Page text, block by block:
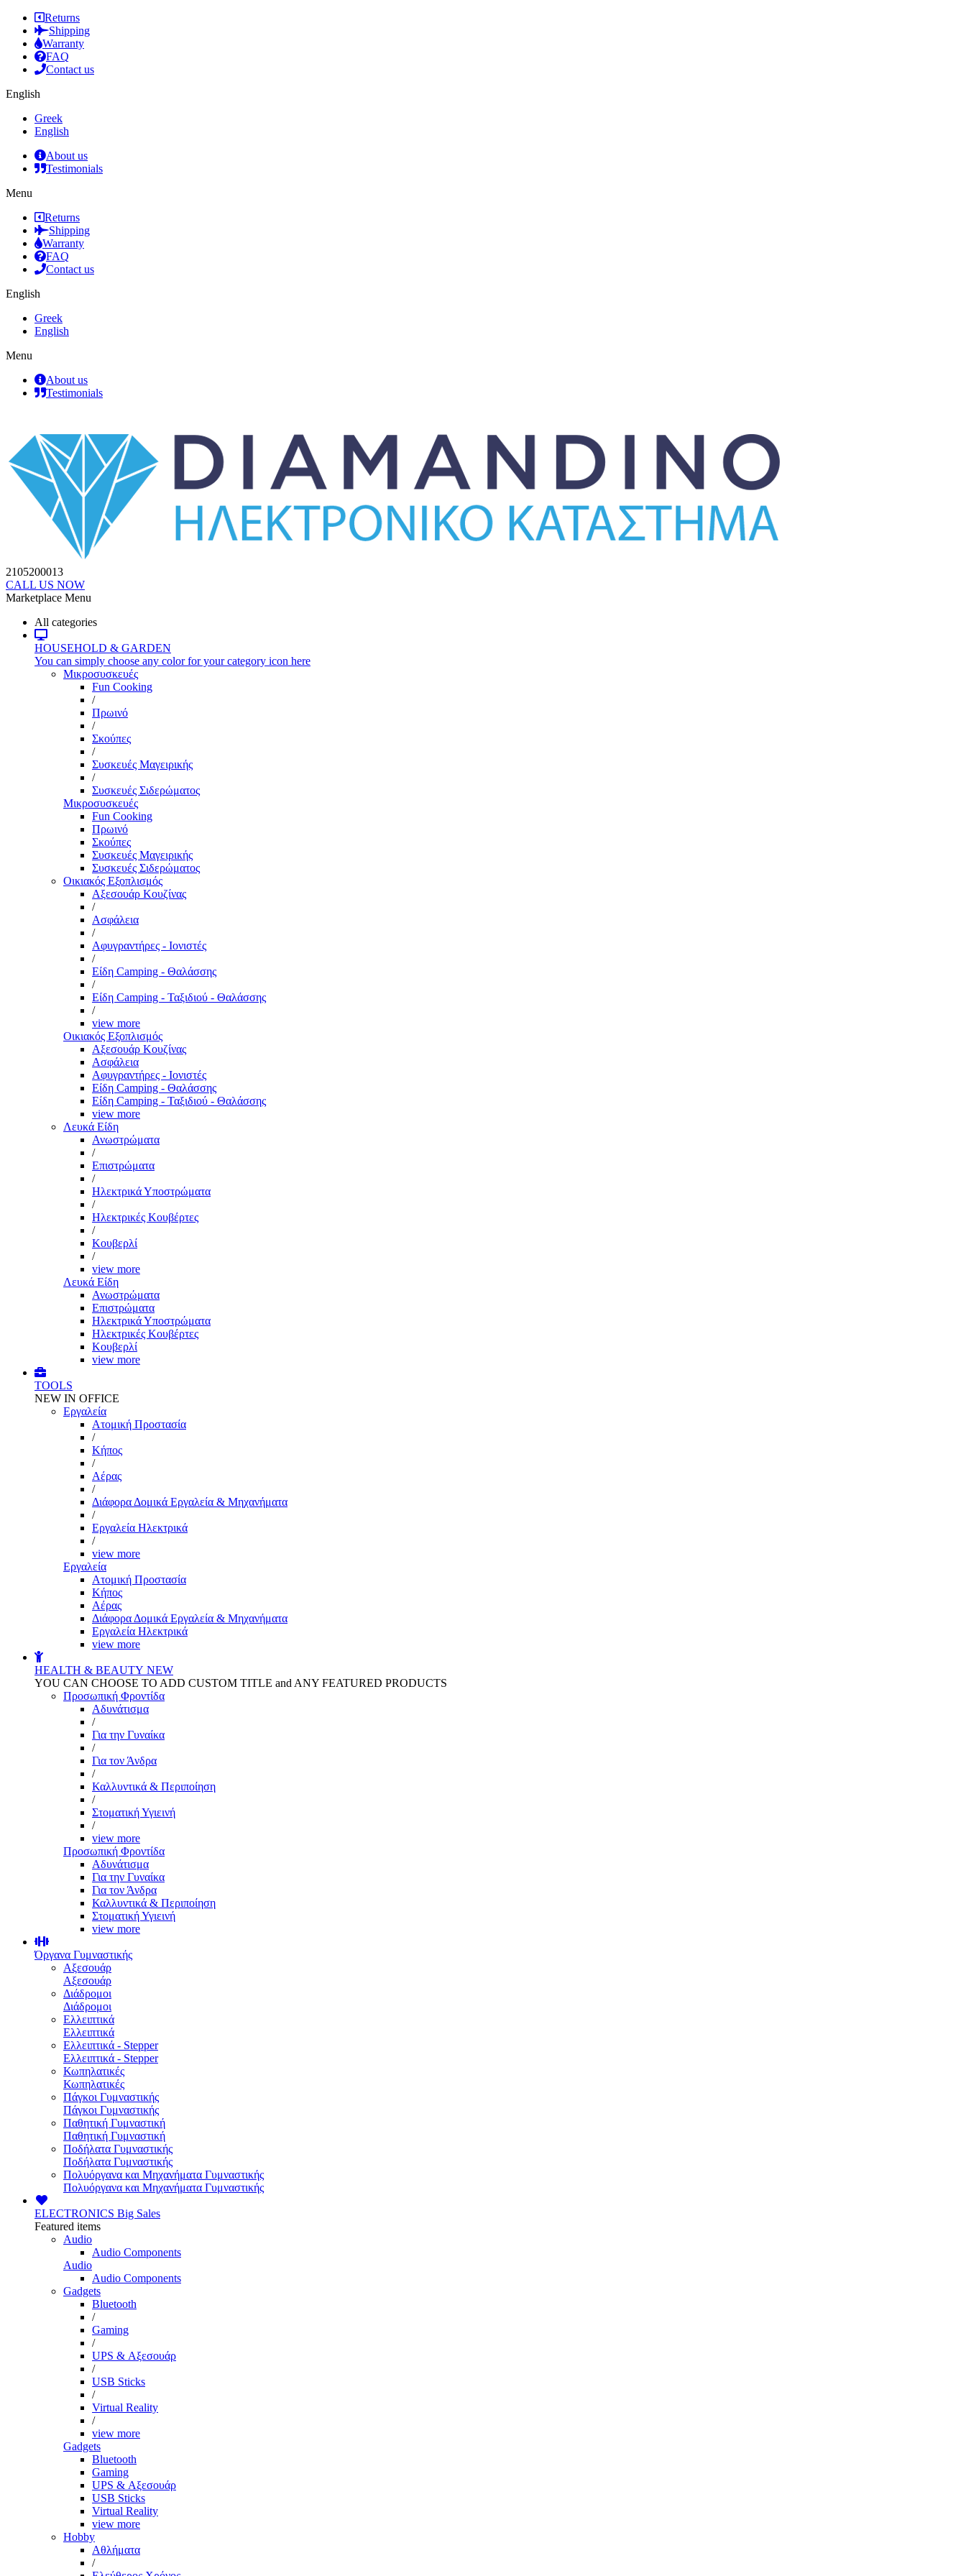
Returns
Shipping
Warranty
FAQ
Contact us
English
Greek
English
About us
Testimonials
Menu
Returns
Shipping
Warranty
FAQ
Contact us
English
Greek
English
Menu
About us
Testimonials
2105200013
CALL US NOW
Marketplace Menu
All categories
HOUSEHOLD & GARDEN
You can simply choose any color for your category icon here
Μικροσυσκευές
Fun Cooking
/
Πρωινό
/
Σκούπες
/
Συσκευές Μαγειρικής
/
Συσκευές Σιδερώματος
Μικροσυσκευές
Fun Cooking
Πρωινό
Σκούπες
Συσκευές Μαγειρικής
Συσκευές Σιδερώματος
Οικιακός Εξοπλισμός
Αξεσουάρ Κουζίνας
/
Ασφάλεια
/
Αφυγραντήρες - Ιονιστές
/
Είδη Camping - Θαλάσσης
/
Είδη Camping - Ταξιδιού - Θαλάσσης
/
view more
Οικιακός Εξοπλισμός
Αξεσουάρ Κουζίνας
Ασφάλεια
Αφυγραντήρες - Ιονιστές
Είδη Camping - Θαλάσσης
Είδη Camping - Ταξιδιού - Θαλάσσης
view more
Λευκά Είδη
Ανωστρώματα
/
Επιστρώματα
/
Ηλεκτρικά Υποστρώματα
/
Ηλεκτρικές Κουβέρτες
/
Κουβερλί
/
view more
Λευκά Είδη
Ανωστρώματα
Επιστρώματα
Ηλεκτρικά Υποστρώματα
Ηλεκτρικές Κουβέρτες
Κουβερλί
view more
TOOLS
NEW IN OFFICE
Εργαλεία
Aτομική Προστασία
/
Kήπος
/
Αέρας
/
Διάφορα Δομικά Εργαλεία & Μηχανήματα
/
Εργαλεία Ηλεκτρικά
/
view more
Εργαλεία
Aτομική Προστασία
Kήπος
Αέρας
Διάφορα Δομικά Εργαλεία & Μηχανήματα
Εργαλεία Ηλεκτρικά
view more
HEALTH & BEAUTY NEW
YOU CAN CHOOSE TO ADD CUSTOM TITLE and ANY FEATURED PRODUCTS
Προσωπική Φροντίδα
Αδυνάτισμα
/
Για την Γυναίκα
/
Για τον Άνδρα
/
Καλλυντικά & Περιποίηση
/
Στοματική Υγιεινή
/
view more
Προσωπική Φροντίδα
Αδυνάτισμα
Για την Γυναίκα
Για τον Άνδρα
Καλλυντικά & Περιποίηση
Στοματική Υγιεινή
view more
Όργανα Γυμναστικής
Αξεσουάρ
Αξεσουάρ
Διάδρομοι
Διάδρομοι
Ελλειπτικά
Ελλειπτικά
Ελλειπτικά - Stepper
Ελλειπτικά - Stepper
Κωπηλατικές
Κωπηλατικές
Πάγκοι Γυμναστικής
Πάγκοι Γυμναστικής
Παθητική Γυμναστική
Παθητική Γυμναστική
Ποδήλατα Γυμναστικής
Ποδήλατα Γυμναστικής
Πολυόργανα και Μηχανήματα Γυμναστικής
Πολυόργανα και Μηχανήματα Γυμναστικής
ELECTRONICS Big Sales
Featured items
Audio
Audio Components
Audio
Audio Components
Gadgets
Bluetooth
/
Gaming
/
UPS & Αξεσουάρ
/
USB Sticks
/
Virtual Reality
/
view more
Gadgets
Bluetooth
Gaming
UPS & Αξεσουάρ
USB Sticks
Virtual Reality
view more
Hobby
Αθλήματα
/